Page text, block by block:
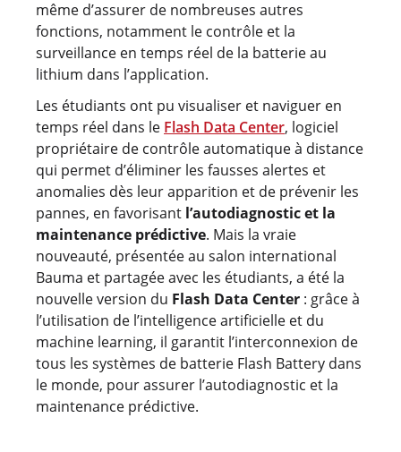
même d’assurer de nombreuses autres
fonctions, notamment le contrôle et la
surveillance en temps réel de la batterie au
lithium dans l’application.
Les étudiants ont pu visualiser et naviguer en
temps réel dans le Flash Data Center, logiciel
propriétaire de contrôle automatique à distance
qui permet d’éliminer les fausses alertes et
anomalies dès leur apparition et de prévenir les
pannes, en favorisant l’autodiagnostic et la
maintenance prédictive. Mais la vraie
nouveauté, présentée au salon international
Bauma et partagée avec les étudiants, a été la
nouvelle version du Flash Data Center : grâce à
l’utilisation de l’intelligence artificielle et du
machine learning, il garantit l’interconnexion de
tous les systèmes de batterie Flash Battery dans
le monde, pour assurer l’autodiagnostic et la
maintenance prédictive.